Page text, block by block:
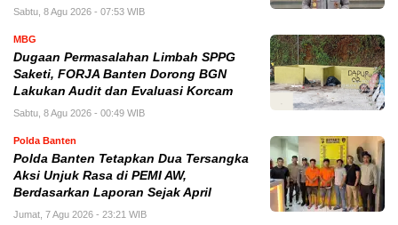
Sabtu, 8 Agu 2026 - 07:53 WIB
MBG
Dugaan Permasalahan Limbah SPPG
Saketi, FORJA Banten Dorong BGN
Lakukan Audit dan Evaluasi Korcam
Sabtu, 8 Agu 2026 - 00:49 WIB
Polda Banten
Polda Banten Tetapkan Dua Tersangka
Aksi Unjuk Rasa di PEMI AW,
Berdasarkan Laporan Sejak April
Jumat, 7 Agu 2026 - 23:21 WIB